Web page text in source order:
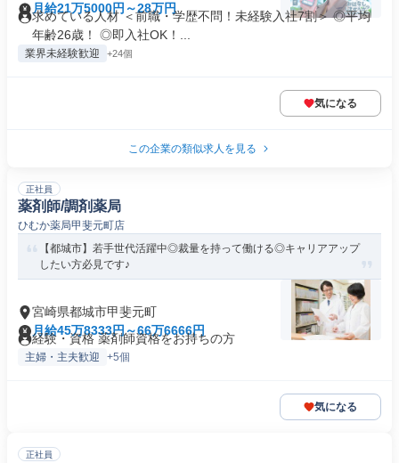
月給21万5000円～28万円
求めている人材 ＜前職・学歴不問！未経験入社7割＞ ◎平均
年齢26歳！ ◎即入社OK！...
業界未経験歓迎 +24個
気になる
この企業の類似求人を見る
正社員
薬剤師/調剤薬局
ひむか薬局甲斐元町店
【都城市】若手世代活躍中◎裁量を持って働ける◎キャリアアップ
したい方必見です♪
宮崎県都城市甲斐元町
月給45万8333円～66万6666円
経験・資格 薬剤師資格をお持ちの方
主婦・主夫歓迎 +5個
気になる
正社員